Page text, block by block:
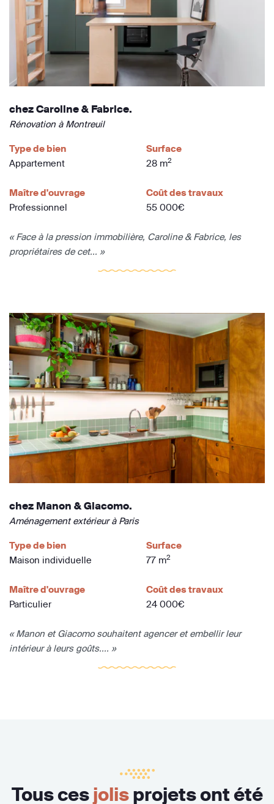
chez Caroline & Fabrice.
Rénovation à Montreuil
Type de bien
Appartement
Surface
28 m2
Maître d'ouvrage
Professionnel
Coût des travaux
55 000€
« Face à la pression immobilière, Caroline & Fabrice, les
propriétaires de cet... »
chez Manon & Giacomo.
Aménagement extérieur à Paris
Type de bien
Maison individuelle
Surface
77 m2
Maître d'ouvrage
Particulier
Coût des travaux
24 000€
« Manon et Giacomo souhaitent agencer et embellir leur
intérieur à leurs goûts.... »
Tous cesjolisprojets ont été